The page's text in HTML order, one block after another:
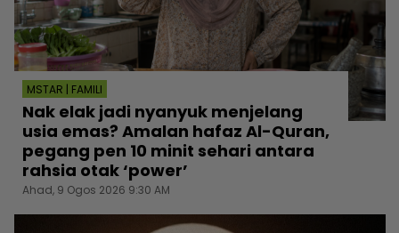
MSTAR | FAMILI
Nak elak jadi nyanyuk menjelang
usia emas? Amalan hafaz Al-Quran,
pegang pen 10 minit sehari antara
rahsia otak ‘power’
Ahad, 9 Ogos 2026 9:30 AM